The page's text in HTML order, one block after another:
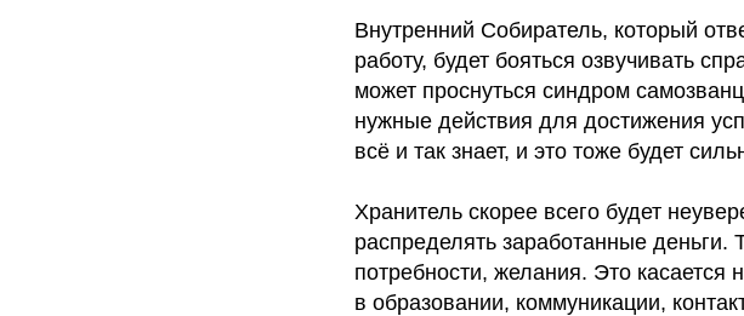
Внутренний Собиратель, который
работу, будет бояться озвучивать
может проснуться синдром
нужные действия для достижения
всё и так знает, и это тоже будет
Хранитель скорее всего будет
распределять заработанные деньги.
потребности, желания. Это касается
в образовании, коммуникации,